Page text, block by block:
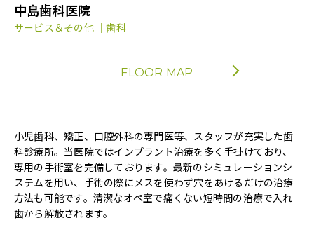
中島歯科医院
サービス＆その他 ｜歯科
FLOOR MAP
小児歯科、矯正、口腔外科の専門医等、スタッフが充実した歯
科診療所。当医院ではインプラント治療を多く手掛けており、
専用の手術室を完備しております。最新のシミュレーションシ
ステムを用い、手術の際にメスを使わず穴をあけるだけの治療
方法も可能です。清潔なオペ室で痛くない短時間の治療で入れ
歯から解放されます。